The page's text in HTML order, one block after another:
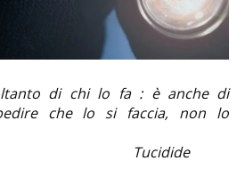
di chi lo fa : è anche di
che lo si faccia, non lo